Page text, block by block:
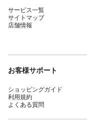
サービス一覧
サイトマップ
店舗情報
お客様サポート
ショッピングガイド
利用規約
よくある質問